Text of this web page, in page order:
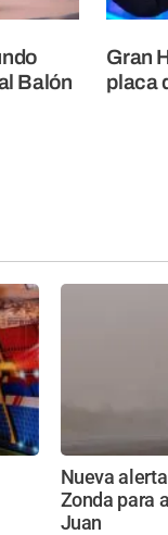
Balón
Gran
placa
Nueva
Zonda para
Juan